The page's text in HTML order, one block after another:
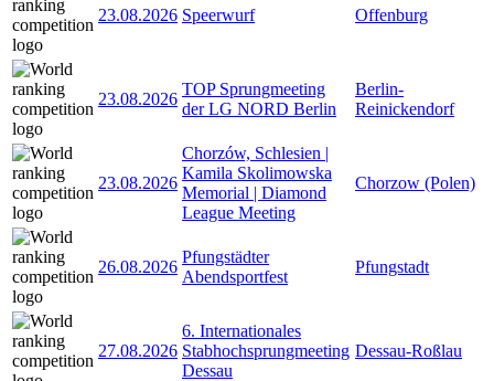
23.08.2026 Speerwurf Offenburg
23.08.2026
TOP Sprungmeeting
der LG NORD Berlin
Berlin-
Reinickendorf
23.08.2026
Chorzów, Schlesien |
Kamila Skolimowska
Memorial | Diamond
League Meeting
Chorzow (Polen)
26.08.2026
Pfungstädter
Abendsportfest
Pfungstadt
27.08.2026
6. Internationales
Stabhochsprungmeeting
Dessau
Dessau-Roßlau